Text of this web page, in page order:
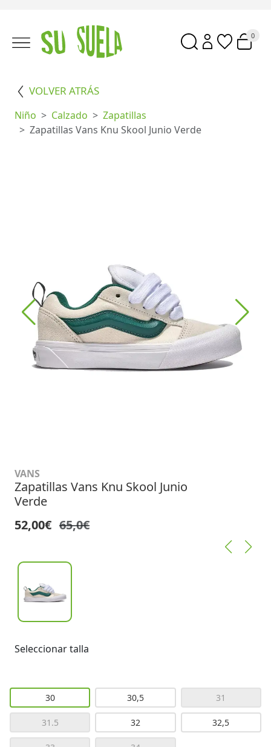
0
VOLVER ATRÁS
Niño Calzado
Zapatillas
Zapatillas Vans Knu Skool Junio Verde
VANS
Zapatillas Vans Knu Skool Junio
Verde
52,00€ 65,0€
Seleccionar talla
30 30,5 31
31.5 32 32,5